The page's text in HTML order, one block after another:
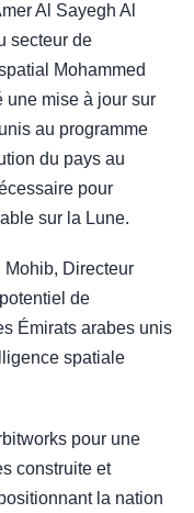
Al Sayegh Al
secteur de
Mohammed
une mise à jour sur
au programme
du pays au
pour
sur la Lune.
Mohib, Directeur
de
Émirats arabes unis
spatiale
pour une
construite et
la nation